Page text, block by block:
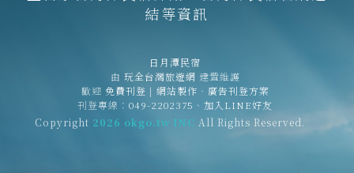
結等資訊
日月潭民宿
由 玩全台灣旅遊網 建置維護
歡迎 免費刊登 | 網站製作‧廣告刊登方案
刊登專線： 049-2202375 、 加入LINE好友
Copyright 2026 okgo.tw INC All Rights Reserved.